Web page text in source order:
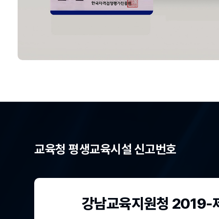
교육청 평생교육시설 신고번호
강남교육지원청 2019-